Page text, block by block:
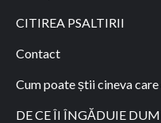
CITIREA PSALTIRII
Contact
Cum poate știi cineva
DE CE ÎI ÎNGĂDUIE